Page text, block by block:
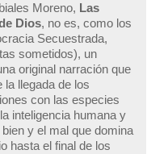
Moreno, Las
Dios, no es, como los
Secuestrada,
sometidos), un
original narración que
llegada de los
con las especies
inteligencia humana y
y el mal que domina
hasta el final de los